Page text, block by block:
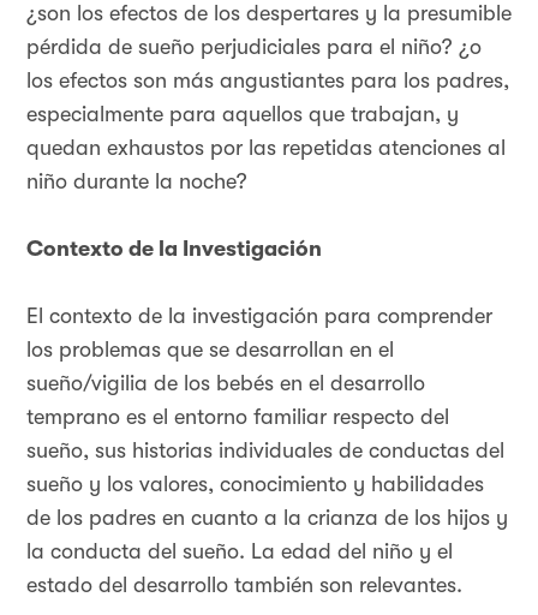
¿son los efectos de los despertares y la presumible
pérdida de sueño perjudiciales para el niño? ¿o
los efectos son más angustiantes para los padres,
especialmente para aquellos que trabajan, y
quedan exhaustos por las repetidas atenciones al
niño durante la noche?
Contexto de la Investigación
El contexto de la investigación para comprender
los problemas que se desarrollan en el
sueño/vigilia de los bebés en el desarrollo
temprano es el entorno familiar respecto del
sueño, sus historias individuales de conductas del
sueño y los valores, conocimiento y habilidades
de los padres en cuanto a la crianza de los hijos y
la conducta del sueño. La edad del niño y el
estado del desarrollo también son relevantes.